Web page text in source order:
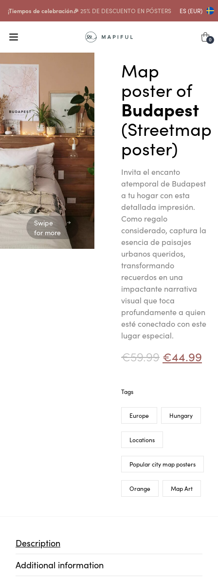
¡Tiempos de celebración🎉 25% DE DESCUENTO EN PÓSTERS ES (EUR)
0
Swipe
for more
Map
poster of
Budapest
(Streetmap
poster)
Invita el encanto
atemporal de Budapest
a tu hogar con esta
detallada impresión.
Como regalo
considerado, captura la
esencia de paisajes
urbanos queridos,
transformando
recuerdos en una
impactante narrativa
visual que toca
profundamente a quien
esté conectado con este
lugar especial.
€59.99 €44.99
Tags
Europe Hungary
Locations
Popular city map posters
Orange Map Art
Description
Additional information